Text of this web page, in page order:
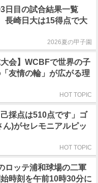
3日目の試合結果一覧
長崎日大は15得点で大
2026夏の甲子園
大会】WCBFで世界の子
友情の輪」が広がる理
HOT TOPIC
己採点は510点です」ゴ
ん)がセレモニアルピッ
HOT TOPIC
ロッテ浦和球場の二軍
時刻を午前10時30分に